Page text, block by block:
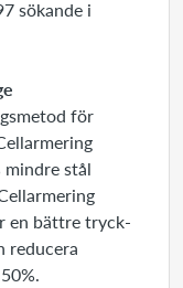
sökande i
för
stål
en bättre tryck-
reducera